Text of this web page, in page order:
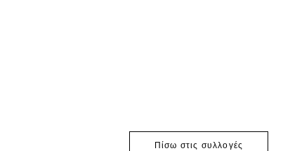
Πίσω στις συλλογές